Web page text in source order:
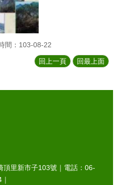
間：103-08-22
回上一頁 回最上面
里新市子103號｜電話：06-